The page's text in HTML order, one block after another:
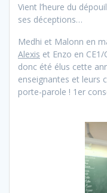
Vient l’heure du
ses déceptions…
Medhi et Malonn en
Alexis et Enzo en CE1/
donc été élus cette
enseignantes et leurs
porte-parole ! 1er